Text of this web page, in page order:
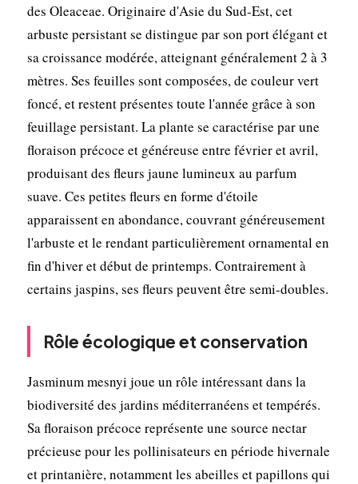
des Oleaceae. Originaire d'Asie du Sud-Est, cet
arbuste persistant se distingue par son port élégant et
sa croissance modérée, atteignant généralement 2 à 3
mètres. Ses feuilles sont composées, de couleur vert
foncé, et restent présentes toute l'année grâce à son
feuillage persistant. La plante se caractérise par une
floraison précoce et généreuse entre février et avril,
produisant des fleurs jaune lumineux au parfum
suave. Ces petites fleurs en forme d'étoile
apparaissent en abondance, couvrant généreusement
l'arbuste et le rendant particulièrement ornamental en
fin d'hiver et début de printemps. Contrairement à
certains jaspins, ses fleurs peuvent être semi-doubles.
Rôle écologique et conservation
Jasminum mesnyi joue un rôle intéressant dans la
biodiversité des jardins méditerranéens et tempérés.
Sa floraison précoce représente une source nectar
précieuse pour les pollinisateurs en période hivernale
et printanière, notamment les abeilles et papillons qui